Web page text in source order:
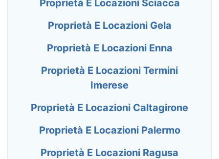
Proprietà E Locazioni Sciacca
Proprietà E Locazioni Gela
Proprietà E Locazioni Enna
Proprietà E Locazioni Termini
Imerese
Proprietà E Locazioni Caltagirone
Proprietà E Locazioni Palermo
Proprietà E Locazioni Ragusa